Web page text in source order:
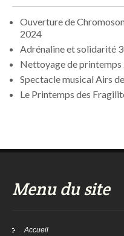
Ouverture de
2024
Adrénaline et solidarité
Nettoyage de printemps
Spectacle musical Airs
Le Printemps des
Menu du site
Accueil